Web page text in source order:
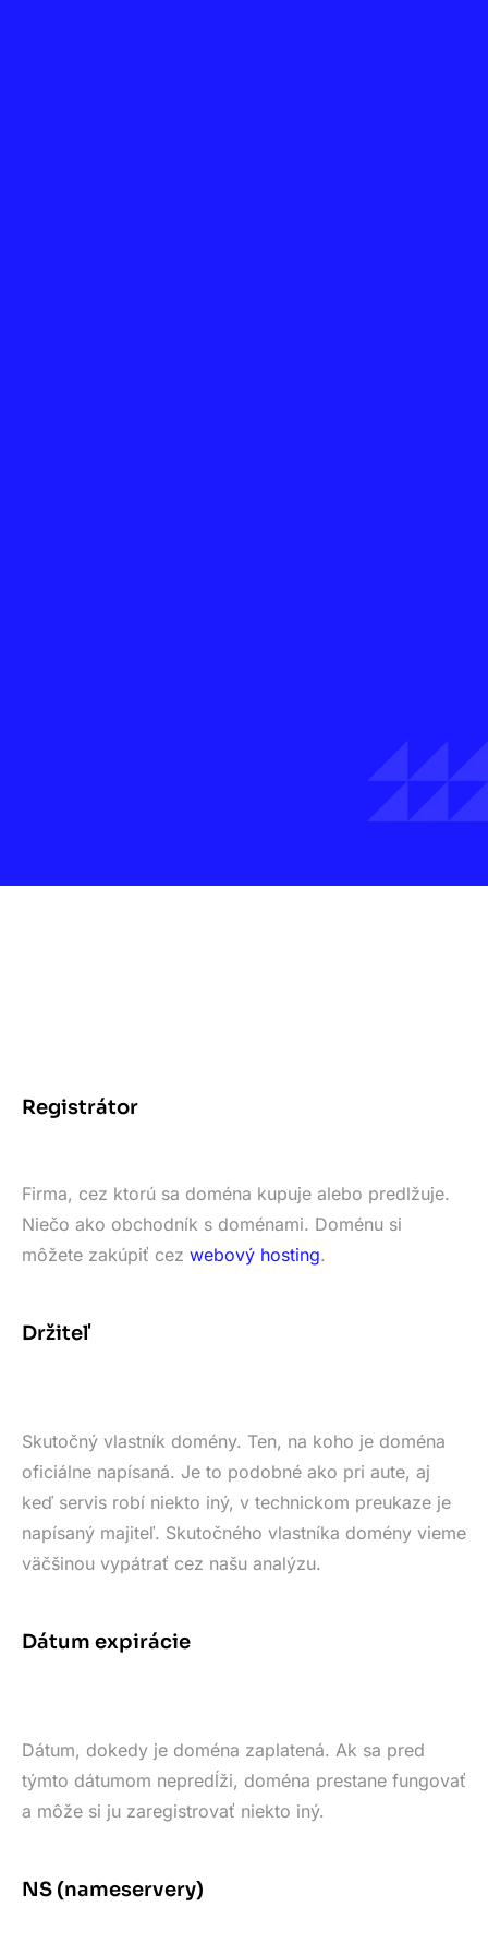
Registrátor
Firma, cez ktorú sa doména kupuje alebo predlžuje.
Niečo ako obchodník s doménami. Doménu si
môžete zakúpiť cez webový hosting.
Držiteľ
Skutočný vlastník domény. Ten, na koho je doména
oficiálne napísaná. Je to podobné ako pri aute, aj
keď servis robí niekto iný, v technickom preukaze je
napísaný majiteľ. Skutočného vlastníka domény vieme
väčšinou vypátrať cez našu analýzu.
Dátum expirácie
Dátum, dokedy je doména zaplatená. Ak sa pred
týmto dátumom nepredĺži, doména prestane fungovať
a môže si ju zaregistrovať niekto iný.
NS (nameservery)